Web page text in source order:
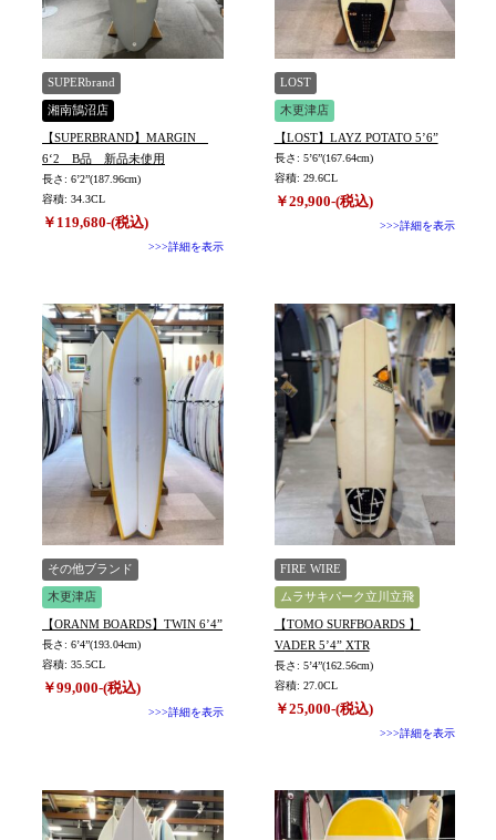
SUPERbrand
湘南鵠沼店
【SUPERBRAND】MARGIN
6‘2 B品 新品未使用
長さ: 6’2”(187.96cm)
容積: 34.3CL
￥119,680-(税込)
>>>詳細を表示
LOST
木更津店
【LOST】LAYZ POTATO 5’6”
長さ: 5’6”(167.64cm)
容積: 29.6CL
￥29,900-(税込)
>>>詳細を表示
その他ブランド
木更津店
【ORANM BOARDS】TWIN 6’4”
長さ: 6’4”(193.04cm)
容積: 35.5CL
￥99,000-(税込)
>>>詳細を表示
FIRE WIRE
ムラサキパーク立川立飛
【TOMO SURFBOARDS 】
VADER 5’4” XTR
長さ: 5’4”(162.56cm)
容積: 27.0CL
￥25,000-(税込)
>>>詳細を表示